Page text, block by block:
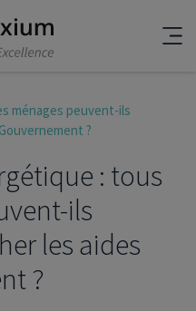
ménages peuvent-ils
?
: tous
ils
les aides
?